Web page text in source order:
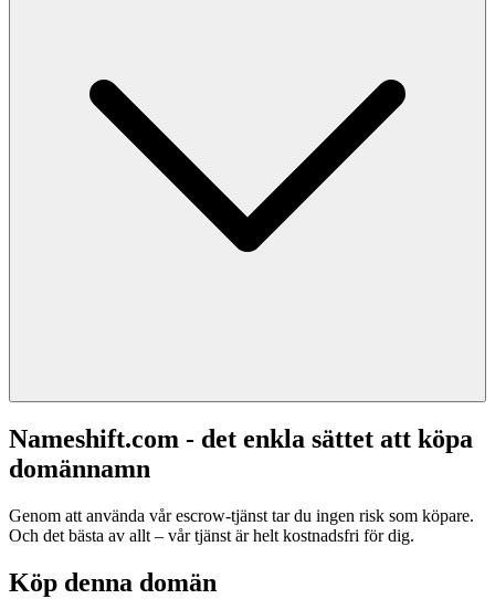
Nameshift.com - det enkla sättet att köpa
domännamn
Genom att använda vår escrow-tjänst tar du ingen risk som köpare.
Och det bästa av allt – vår tjänst är helt kostnadsfri för dig.
Köp denna domän